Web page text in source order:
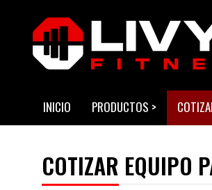
INICIO PRODUCTOS >
COTIZAR EQUIPO